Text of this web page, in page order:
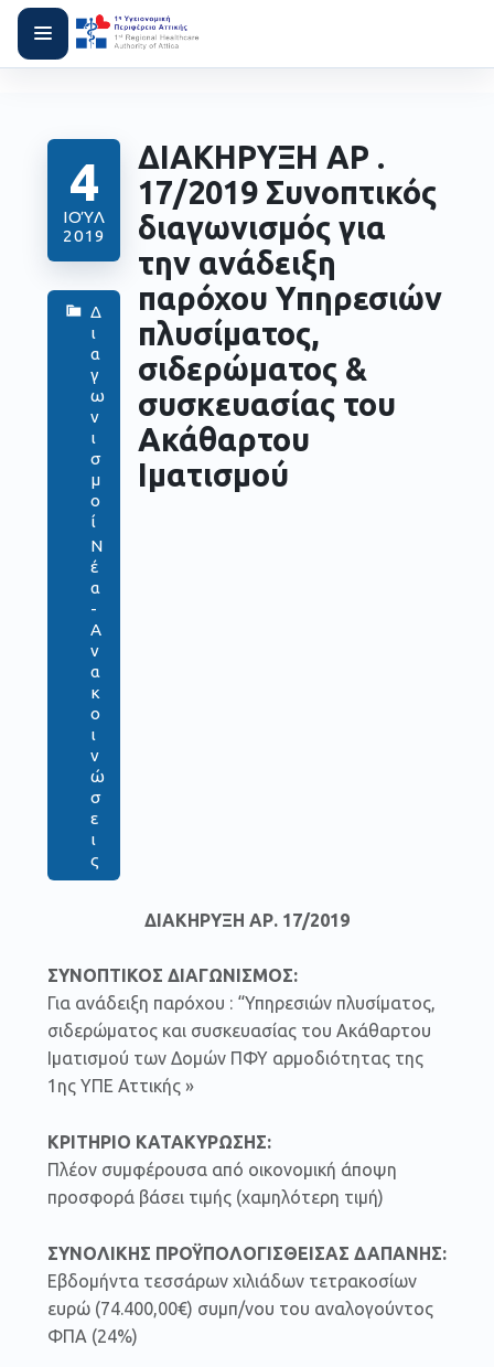
4
ΙΟΎΛ
2019
Δ
ι
α
γ
ω
ν
ι
σ
μ
ο
ί
Ν
έ
α
-
Α
ν
α
κ
ο
ι
ν
ώ
σ
ε
ι
ς
ΔΙΑΚΗΡΥΞΗ ΑΡ .
17/2019 Συνοπτικός
διαγωνισμός για
την ανάδειξη
παρόχου Υπηρεσιών
πλυσίματος,
σιδερώματος &
συσκευασίας του
Ακάθαρτου
Ιματισμού
ΔΙΑΚΗΡΥΞΗ ΑΡ. 17/2019
ΣΥΝΟΠΤΙΚΟΣ ΔΙΑΓΩΝΙΣΜΟΣ:
Για ανάδειξη παρόχου : “Υπηρεσιών πλυσίματος,
σιδερώματος και συσκευασίας του Ακάθαρτου
Ιματισμού των Δομών ΠΦΥ αρμοδιότητας της
1ης ΥΠΕ Αττικής »
ΚΡΙΤΗΡΙΟ ΚΑΤΑΚΥΡΩΣΗΣ:
Πλέον συμφέρουσα από οικονομική άποψη
προσφορά βάσει τιμής (χαμηλότερη τιμή)
ΣΥΝΟΛΙΚΗΣ ΠΡΟΫΠΟΛΟΓΙΣΘΕΙΣΑΣ ΔΑΠΑΝΗΣ:
Εβδομήντα τεσσάρων χιλιάδων τετρακοσίων
ευρώ (74.400,00€) συμπ/νου του αναλογούντος
ΦΠΑ (24%)